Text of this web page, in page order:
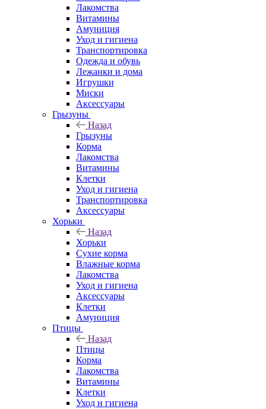
Лакомства
Витамины
Амуниция
Уход и гигиена
Транспортировка
Одежда и обувь
Лежанки и дома
Игрушки
Миски
Аксессуары
Грызуны
Назад
Грызуны
Корма
Лакомства
Витамины
Клетки
Уход и гигиена
Транспортировка
Аксессуары
Хорьки
Назад
Хорьки
Сухие корма
Влажные корма
Лакомства
Уход и гигиена
Аксессуары
Клетки
Амуниция
Птицы
Назад
Птицы
Корма
Лакомства
Витамины
Клетки
Уход и гигиена